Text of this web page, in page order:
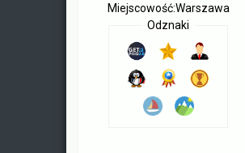
Miejscowość:Warszawa
Odznaki